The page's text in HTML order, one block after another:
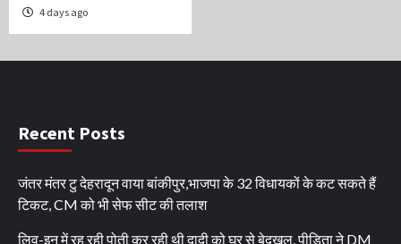
4 days ago
Recent Posts
जंतर मंतर टु देहरादून वाया बांकीपुर,भाजपा के 32 विधायकों के कट सकते हैं
टिकट, CM को भी सेफ सीट की तलाश
लिव-इन में रह रही पोती कर रही थी दादी को घर से बेदखल, पीड़िता ने DM